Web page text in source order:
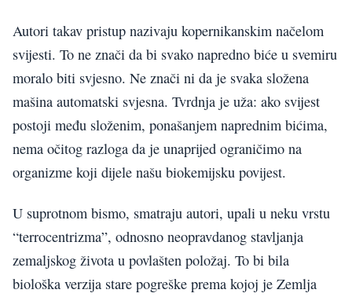
Autori takav pristup nazivaju kopernikanskim načelom
svijesti. To ne znači da bi svako napredno biće u svemiru
moralo biti svjesno. Ne znači ni da je svaka složena
mašina automatski svjesna. Tvrdnja je uža: ako svijest
postoji među složenim, ponašanjem naprednim bićima,
nema očitog razloga da je unaprijed ograničimo na
organizme koji dijele našu biokemijsku povijest.
U suprotnom bismo, smatraju autori, upali u neku vrstu
“terrocentrizma”, odnosno neopravdanog stavljanja
zemaljskog života u povlašten položaj. To bi bila
biološka verzija stare pogreške prema kojoj je Zemlja